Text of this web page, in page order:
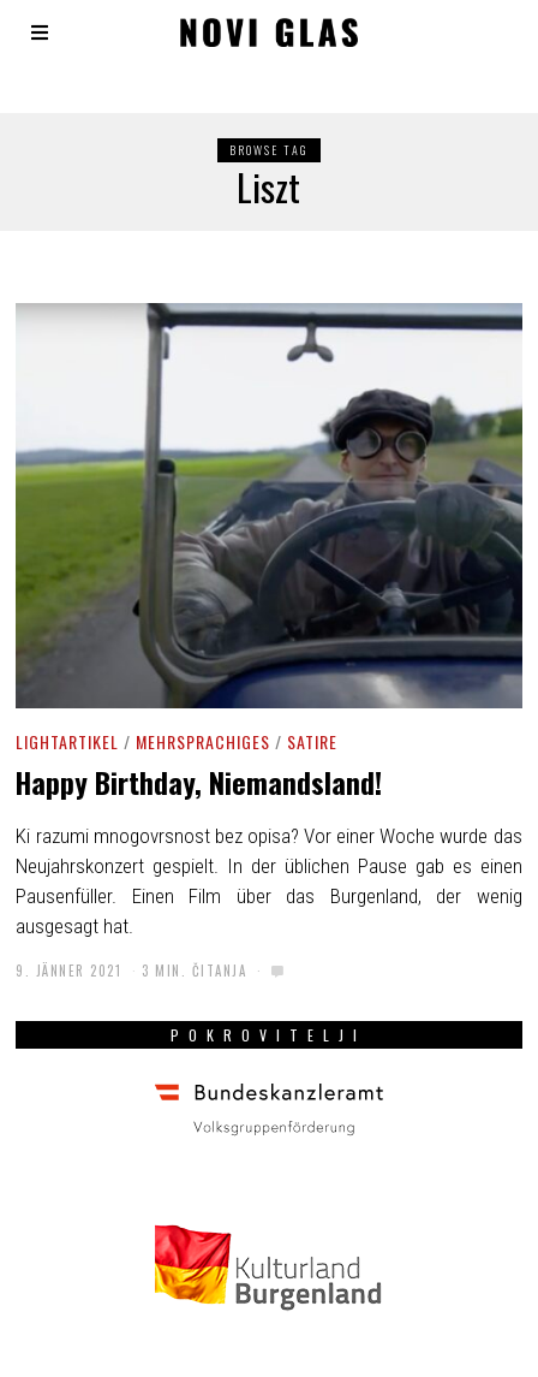
BROWSE TAG
Liszt
LIGHTARTIKEL / MEHRSPRACHIGES / SATIRE
Happy Birthday, Niemandsland!
Ki razumi mnogovrsnost bez opisa? Vor einer Woche wurde das
Neujahrskonzert gespielt. In der üblichen Pause gab es einen
Pausenfüller. Einen Film über das Burgenland, der wenig
ausgesagt hat.
9. JÄNNER 2021 3 MIN. ČITANJA
POKROVITELJI